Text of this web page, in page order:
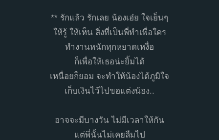
** รักแล้ว รักเลย น้องเอ๋ย ใจเย็นๆ
ให้รู้ ให้เห็น สิ่งที่เป็นพี่ทำเพื่อใคร
ทำงานหนักทุกหยาดเหงื่อ
ก็เพื่อให้เธอน่ะยิ้มได้
เหนื่อยก็ยอม จะทำให้น้องได้ภูมิใจ
เก็บเงินไว้ไปขอแต่งน้อง..
อาจจะมีบางวัน ไม่มีเวลาให้กัน
แต่พี่นั้นไม่เคยลืมไป